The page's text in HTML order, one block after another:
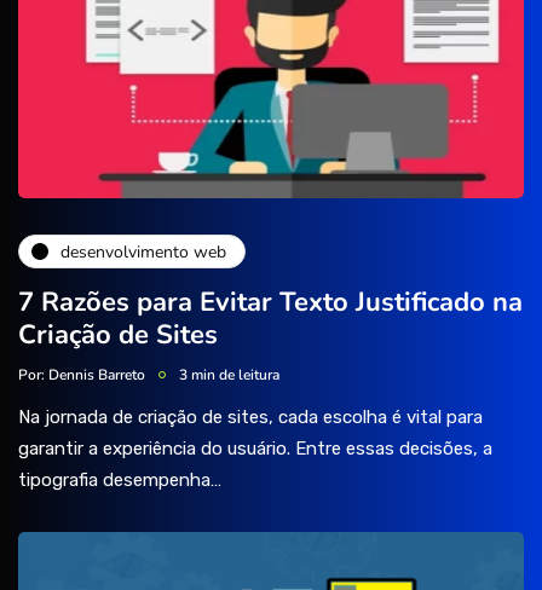
desenvolvimento web
7 Razões para Evitar Texto Justificado na
Criação de Sites
Por: Dennis Barreto 3 min de leitura
Na jornada de criação de sites, cada escolha é vital para
garantir a experiência do usuário. Entre essas decisões, a
tipografia desempenha…